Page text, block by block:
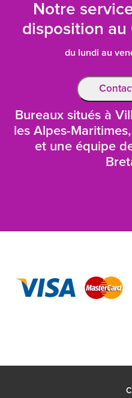
Notre
disposition au
du lundi au
Bureaux situés à
les Alpes-
et une équipe